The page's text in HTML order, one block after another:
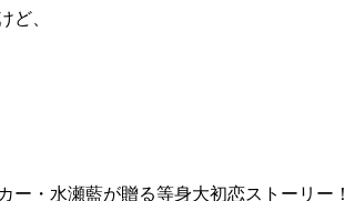
ど、
ー・水瀬藍が贈る等身大初恋ストーリー！